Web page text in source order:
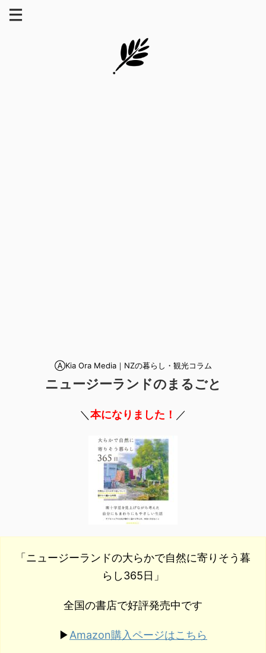
ⒶKia Ora Media｜NZの暮らし・観光コラム
ニュージーランドのまるごと
＼ 本になりました！ ／
「ニュージーランドの大らかで自然に寄りそう暮
らし365日」
全国の書店で好評発売中です
▶︎ Amazon購入ページはこちら